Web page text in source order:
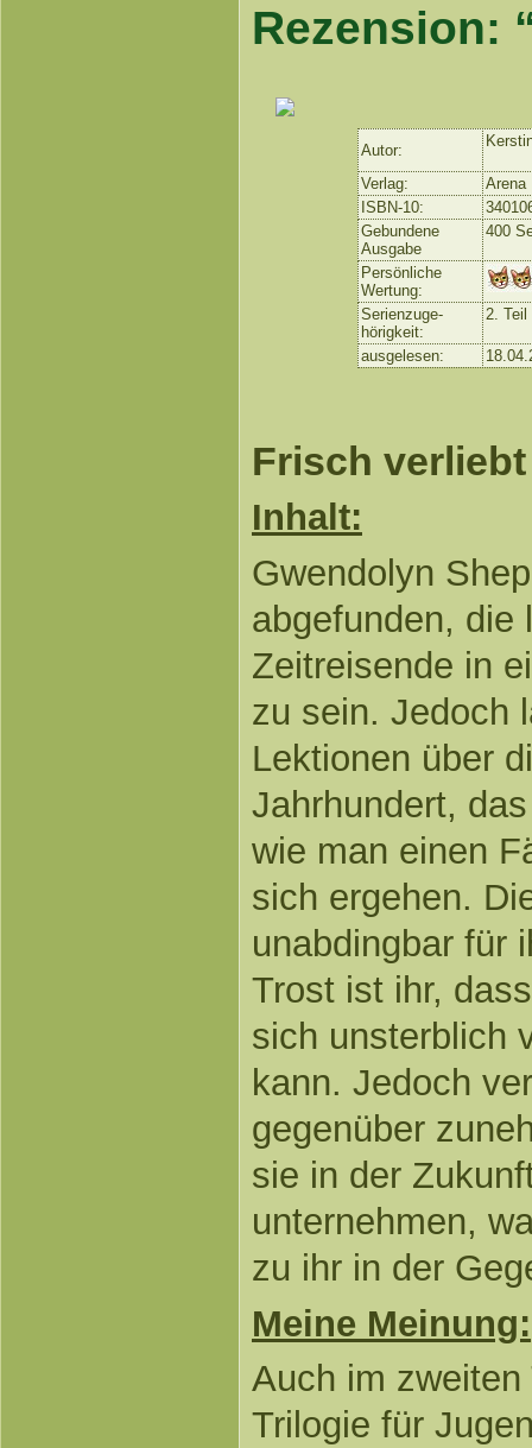
Rezension:
Autor:
Verlag:
Arena
ISBN-10:
Gebundene
Ausgabe
400
Persönliche
Wertung:
Serienzuge-
hörigkeit:
2. Teil
ausgelesen:
Frisch
Inhalt:
Gwendolyn
abgefunden, die
Zeitreisende in
zu sein. Jedoch
Lektionen über
Jahrhundert,
wie man einen
sich ergehen.
unabdingbar für
Trost ist ihr,
sich unsterblich
kann. Jedoch
gegenüber
sie in der
unternehmen,
zu ihr in der
Meine Meinung:
Auch im
Trilogie für